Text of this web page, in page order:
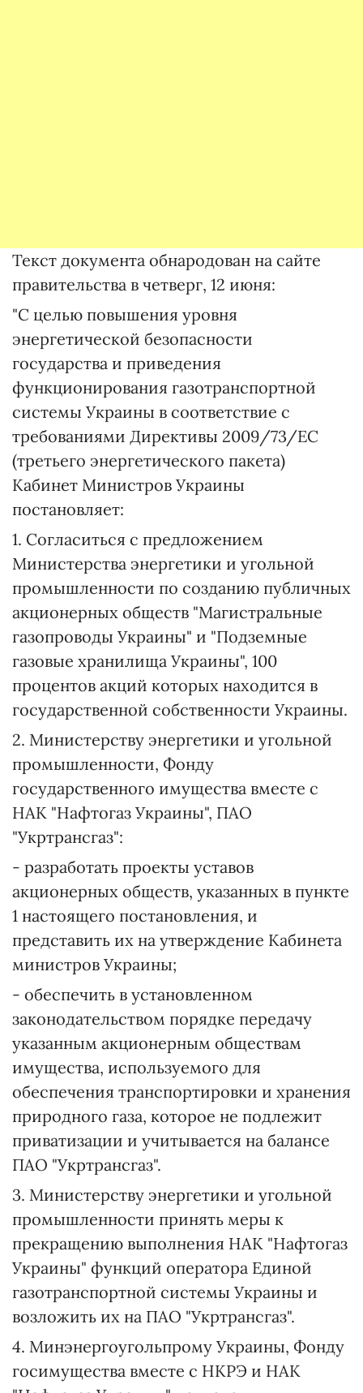
Текст документа обнародован на сайте
правительства в четверг, 12 июня:
"С целью повышения уровня
энергетической безопасности
государства и приведения
функционирования газотранспортной
системы Украины в соответствие с
требованиями Директивы 2009/73/ЕС
(третьего энергетического пакета)
Кабинет Министров Украины
постановляет:
1. Согласиться с предложением
Министерства энергетики и угольной
промышленности по созданию публичных
акционерных обществ "Магистральные
газопроводы Украины" и "Подземные
газовые хранилища Украины", 100
процентов акций которых находится в
государственной собственности Украины.
2. Министерству энергетики и угольной
промышленности, Фонду
государственного имущества вместе с
НАК "Нафтогаз Украины", ПАО
"Укртрансгаз":
- разработать проекты уставов
акционерных обществ, указанных в пункте
1 настоящего постановления, и
представить их на утверждение Кабинета
министров Украины;
- обеспечить в установленном
законодательством порядке передачу
указанным акционерным обществам
имущества, используемого для
обеспечения транспортировки и хранения
природного газа, которое не подлежит
приватизации и учитывается на балансе
ПАО "Укртрансгаз".
3. Министерству энергетики и угольной
промышленности принять меры к
прекращению выполнения НАК "Нафтогаз
Украины" функций оператора Единой
газотранспортной системы Украины и
возложить их на ПАО "Укртрансгаз".
4. Минэнергоугольпрому Украины, Фонду
госимущества вместе с НКРЭ и НАК